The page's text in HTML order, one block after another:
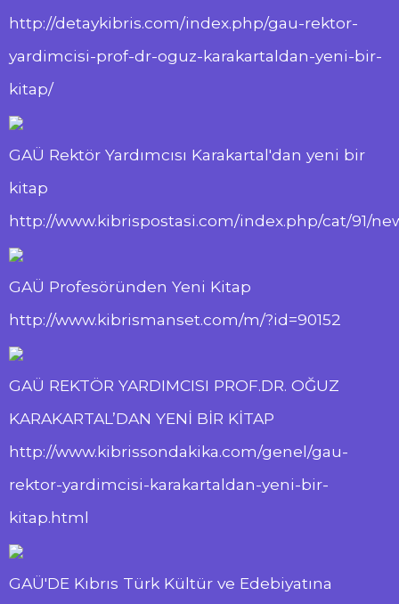
http://detaykibris.com/index.php/gau-rektor-
yardimcisi-prof-dr-oguz-karakartaldan-yeni-bir-
kitap/
GAÜ Rektör Yardımcısı Karakartal'dan yeni bir
kitap
http://www.kibrispostasi.com/index.php/cat/91/
GAÜ Profesöründen Yeni Kitap
http://www.kibrismanset.com/m/?id=90152
GAÜ REKTÖR YARDIMCISI PROF.DR. OĞUZ
KARAKARTAL’DAN YENİ BİR KİTAP
http://www.kibrissondakika.com/genel/gau-
rektor-yardimcisi-karakartaldan-yeni-bir-
kitap.html
GAÜ'DE Kıbrıs Türk Kültür ve Edebiyatına